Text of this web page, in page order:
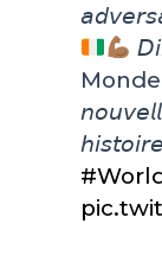
Monde